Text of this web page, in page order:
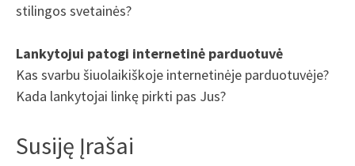
stilingos svetainės?
Lankytojui patogi internetinė parduotuvė
Kas svarbu šiuolaikiškoje internetinėje parduotuvėje?
Kada lankytojai linkę pirkti pas Jus?
Susiję Įrašai